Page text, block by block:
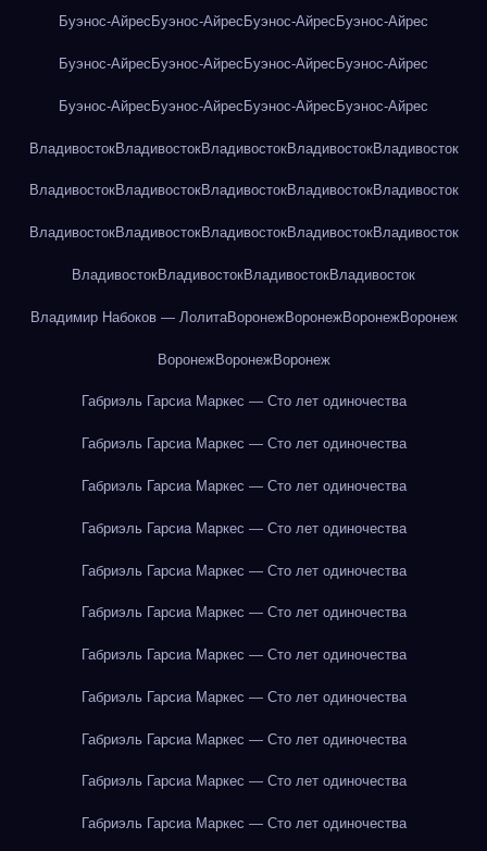
Буэнос-Айрес Буэнос-Айрес Буэнос-Айрес Буэнос-Айрес
Буэнос-Айрес Буэнос-Айрес Буэнос-Айрес Буэнос-Айрес
Буэнос-Айрес Буэнос-Айрес Буэнос-Айрес Буэнос-Айрес
ВладивостокВладивостокВладивостокВладивостокВладивосток
ВладивостокВладивостокВладивостокВладивостокВладивосток
ВладивостокВладивостокВладивостокВладивостокВладивосток
ВладивостокВладивостокВладивостокВладивосток
Владимир Набоков — ЛолитаВоронежВоронежВоронежВоронеж
ВоронежВоронежВоронеж
Габриэль Гарсиа Маркес — Сто лет одиночества
Габриэль Гарсиа Маркес — Сто лет одиночества
Габриэль Гарсиа Маркес — Сто лет одиночества
Габриэль Гарсиа Маркес — Сто лет одиночества
Габриэль Гарсиа Маркес — Сто лет одиночества
Габриэль Гарсиа Маркес — Сто лет одиночества
Габриэль Гарсиа Маркес — Сто лет одиночества
Габриэль Гарсиа Маркес — Сто лет одиночества
Габриэль Гарсиа Маркес — Сто лет одиночества
Габриэль Гарсиа Маркес — Сто лет одиночества
Габриэль Гарсиа Маркес — Сто лет одиночества